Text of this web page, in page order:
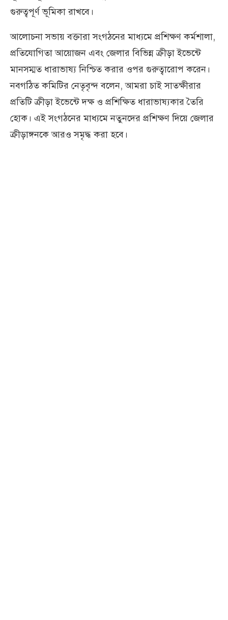
গুরুত্বপূর্ণ ভূমিকা রাখবে।
আলোচনা সভায় বক্তারা সংগঠনের মাধ্যমে প্রশিক্ষণ কর্মশালা,
প্রতিযোগিতা আয়োজন এবং জেলার বিভিন্ন ক্রীড়া ইভেন্টে
মানসম্মত ধারাভাষ্য নিশ্চিত করার ওপর গুরুত্বারোপ করেন।
নবগঠিত কমিটির নেতৃবৃন্দ বলেন, আমরা চাই সাতক্ষীরার
প্রতিটি ক্রীড়া ইভেন্টে দক্ষ ও প্রশিক্ষিত ধারাভাষ্যকার তৈরি
হোক। এই সংগঠনের মাধ্যমে নতুনদের প্রশিক্ষণ দিয়ে জেলার
ক্রীড়াঙ্গনকে আরও সমৃদ্ধ করা হবে।